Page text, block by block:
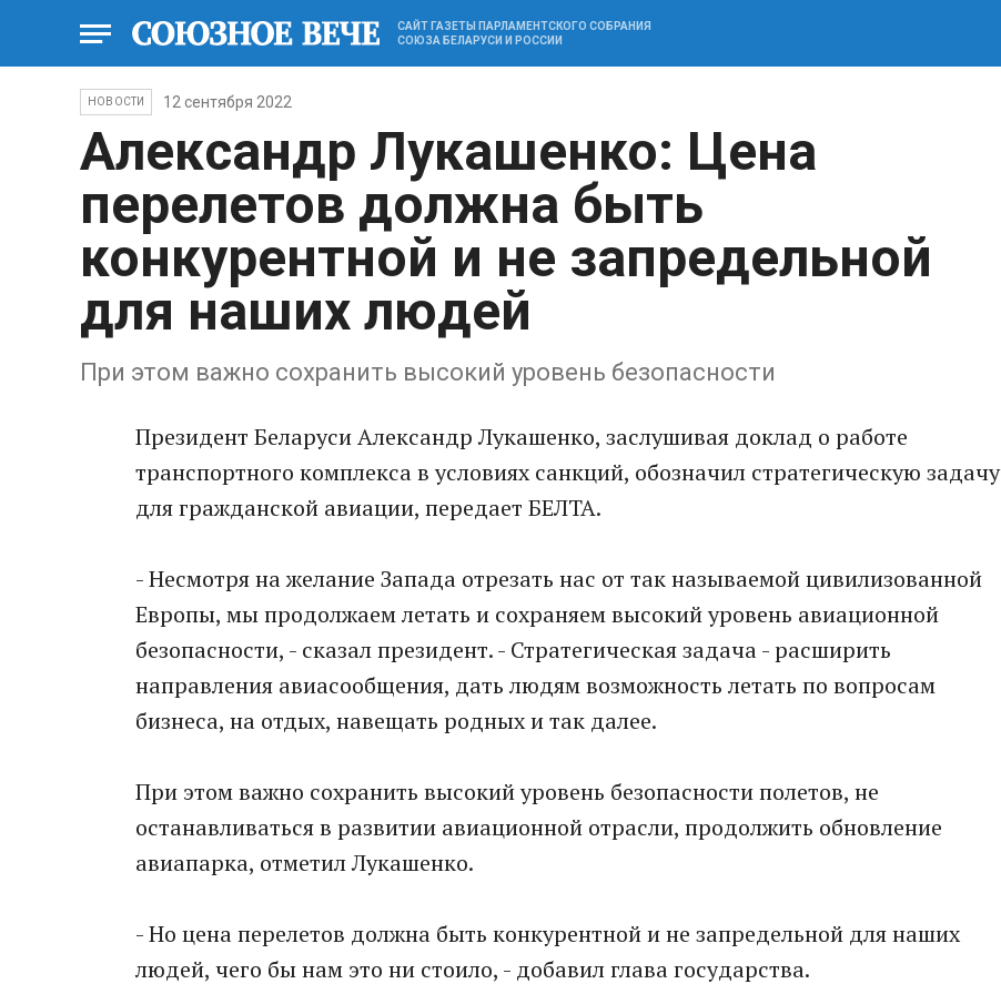
САЙТ ГАЗЕТЫ ПАРЛАМЕНТСКОГО СОБРАНИЯ
СОЮЗА БЕЛАРУСИ И РОССИИ
НОВОСТИ 12 сентября 2022
Александр Лукашенко: Цена
перелетов должна быть
конкурентной и не запредельной
для наших людей
При этом важно сохранить высокий уровень безопасности
Президент Беларуси Александр Лукашенко, заслушивая доклад о работе
транспортного комплекса в условиях санкций, обозначил стратегическую задачу
для гражданской авиации, передает БЕЛТА.
- Несмотря на желание Запада отрезать нас от так называемой цивилизованной
Европы, мы продолжаем летать и сохраняем высокий уровень авиационной
безопасности, - сказал президент. - Стратегическая задача - расширить
направления авиасообщения, дать людям возможность летать по вопросам
бизнеса, на отдых, навещать родных и так далее.
При этом важно сохранить высокий уровень безопасности полетов, не
останавливаться в развитии авиационной отрасли, продолжить обновление
авиапарка, отметил Лукашенко.
- Но цена перелетов должна быть конкурентной и не запредельной для наших
людей, чего бы нам это ни стоило, - добавил глава государства.